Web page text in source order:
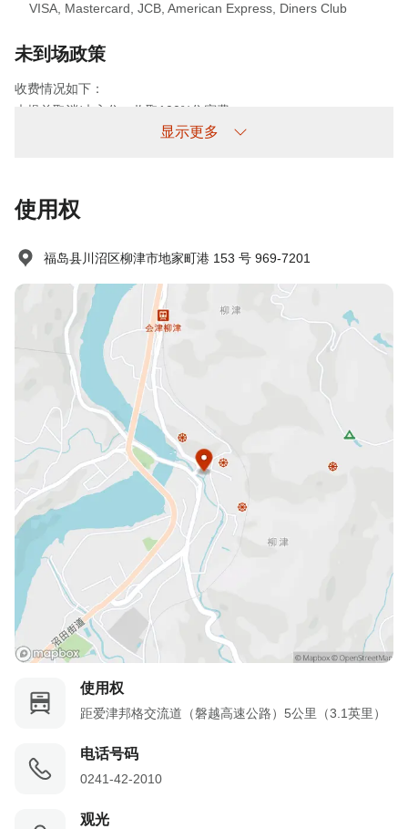
VISA Mastercard JCB American Express Diners Club
未到场政策
收费情况如下：
未提前取消/未入住：收取100%住宿费
显示更多
使用权
福岛县川沼区柳津市地家町港 153 号 969-7201
使用权
距爱津邦格交流道（磐越高速公路）5公里（3.1英里）
电话号码
0241-42-2010
观光